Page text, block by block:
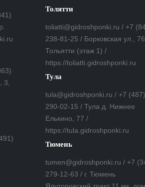
3,
Толятти
toliatti@gidroshponki.ru / +7
238-81-25 / Борковская ул.,
Тольятти (этаж 1) /
https://toliatti.gidroshponki.ru
Тула
tula@gidroshponki.ru / +7 (487)
290-02-15 / Тула д. Нижнее
Елькино, 77 /
https://tula.gidroshponki.ru
Тюмень
tumen@gidroshponki.ru / +7
279-12-63 / г. Тюмень